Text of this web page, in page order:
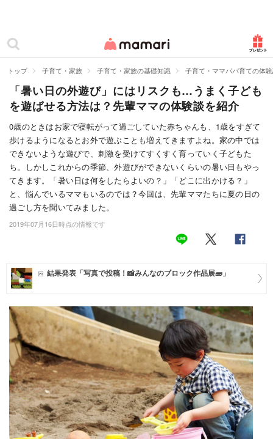
ママリ
カテゴリー一覧
妊娠
出産
赤ちゃん・育児
子育て・家族
病院
住まい
トレンド・イベント
トップ 子育て・家族 子育て・家族の基礎知識 子育て・ママパパ育ての体
「暑い日の外遊び」にはリスクも…うまく子ども
を遊ばせる方法は？先輩ママの体験談を紹介
0歳のときはお家で寝転がって過ごしていた赤ちゃんも、1歳をすぎて
歩けるようになるとお外で遊ぶことも増えてきますよね。家の中では
できないような遊びで、刺激を受けてすくすく育っていく子どもた
ち。しかしこれからの季節、外遊びができないくらいの暑い日もやっ
てきます。「暑い日は何をしたらよいの？」「どこに出かける？」
と、悩んでいるママもいるのでは？今回は、先輩ママたちに夏の日の
過ごし方を聞いてみました。
2019年07月16日時点の情報です
結果発表「写真で投稿！📸みんなのブロック作品展🧱」